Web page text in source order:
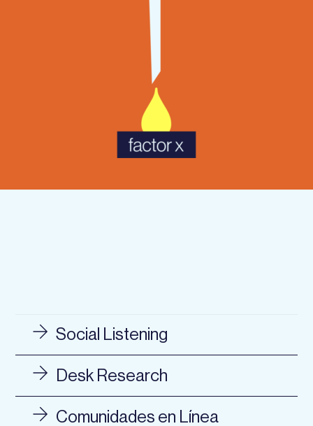
Social Listening
Desk Research
Comunidades en Línea